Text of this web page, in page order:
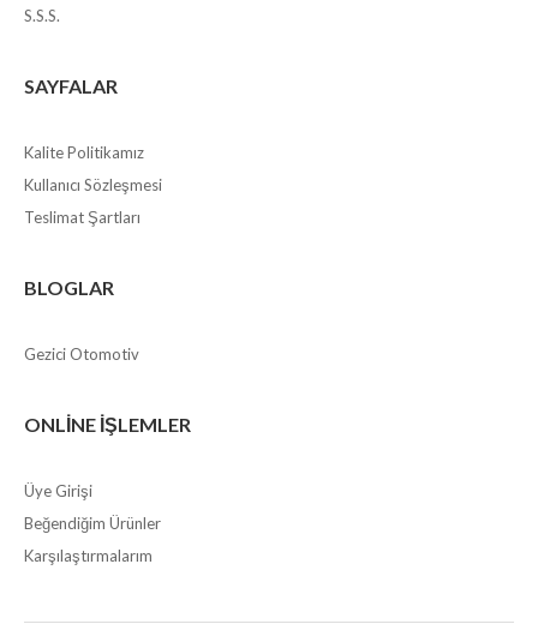
S.S.S.
SAYFALAR
Kalite Politikamız
Kullanıcı Sözleşmesi
Teslimat Şartları
BLOGLAR
Gezici Otomotiv
ONLINE İŞLEMLER
Üye Girişi
Beğendiğim Ürünler
Karşılaştırmalarım